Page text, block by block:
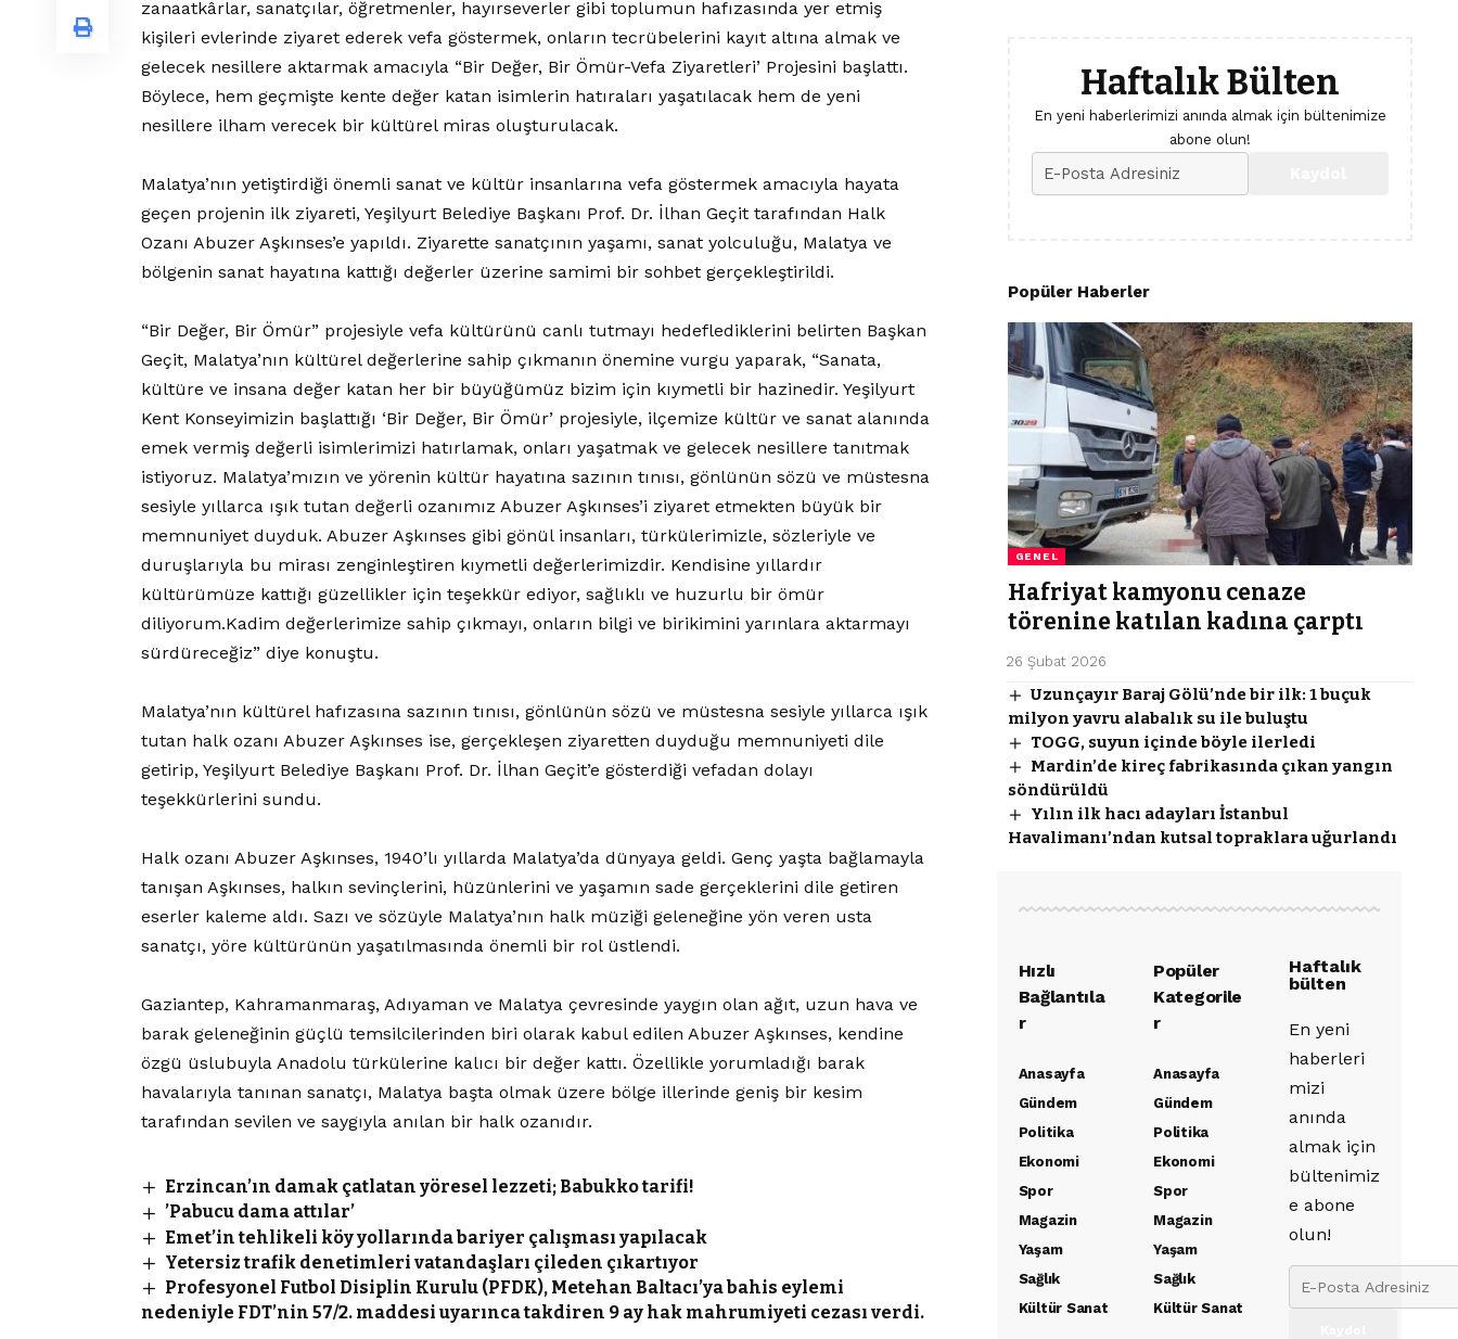
zanaatkârlar, sanatçılar, öğretmenler, hayırseverler gibi toplumun hafızasında yer etmiş
kişileri evlerinde ziyaret ederek vefa göstermek, onların tecrübelerini kayıt altına almak ve
gelecek nesillere aktarmak amacıyla “Bir Değer, Bir Ömür-Vefa Ziyaretleri’ Projesini başlattı.
Böylece, hem geçmişte kente değer katan isimlerin hatıraları yaşatılacak hem de yeni
nesillere ilham verecek bir kültürel miras oluşturulacak.
Malatya’nın yetiştirdiği önemli sanat ve kültür insanlarına vefa göstermek amacıyla hayata
geçen projenin ilk ziyareti, Yeşilyurt Belediye Başkanı Prof. Dr. İlhan Geçit tarafından Halk
Ozanı Abuzer Aşkınses’e yapıldı. Ziyarette sanatçının yaşamı, sanat yolculuğu, Malatya ve
bölgenin sanat hayatına kattığı değerler üzerine samimi bir sohbet gerçekleştirildi.
“Bir Değer, Bir Ömür” projesiyle vefa kültürünü canlı tutmayı hedeflediklerini belirten Başkan
Geçit, Malatya’nın kültürel değerlerine sahip çıkmanın önemine vurgu yaparak, “Sanata,
kültüre ve insana değer katan her bir büyüğümüz bizim için kıymetli bir hazinedir. Yeşilyurt
Kent Konseyimizin başlattığı ‘Bir Değer, Bir Ömür’ projesiyle, ilçemize kültür ve sanat alanında
emek vermiş değerli isimlerimizi hatırlamak, onları yaşatmak ve gelecek nesillere tanıtmak
istiyoruz. Malatya’mızın ve yörenin kültür hayatına sazının tınısı, gönlünün sözü ve müstesna
sesiyle yıllarca ışık tutan değerli ozanımız Abuzer Aşkınses’i ziyaret etmekten büyük bir
memnuniyet duyduk. Abuzer Aşkınses gibi gönül insanları, türkülerimizle, sözleriyle ve
duruşlarıyla bu mirası zenginleştiren kıymetli değerlerimizdir. Kendisine yıllardır
kültürümüze kattığı güzellikler için teşekkür ediyor, sağlıklı ve huzurlu bir ömür
diliyorum.Kadim değerlerimize sahip çıkmayı, onların bilgi ve birikimini yarınlara aktarmayı
sürdüreceğiz” diye konuştu.
Malatya’nın kültürel hafızasına sazının tınısı, gönlünün sözü ve müstesna sesiyle yıllarca ışık
tutan halk ozanı Abuzer Aşkınses ise, gerçekleşen ziyaretten duyduğu memnuniyeti dile
getirip, Yeşilyurt Belediye Başkanı Prof. Dr. İlhan Geçit’e gösterdiği vefadan dolayı
teşekkürlerini sundu.
Halk ozanı Abuzer Aşkınses, 1940’lı yıllarda Malatya’da dünyaya geldi. Genç yaşta bağlamayla
tanışan Aşkınses, halkın sevinçlerini, hüzünlerini ve yaşamın sade gerçeklerini dile getiren
eserler kaleme aldı. Sazı ve sözüyle Malatya’nın halk müziği geleneğine yön veren usta
sanatçı, yöre kültürünün yaşatılmasında önemli bir rol üstlendi.
Gaziantep, Kahramanmaraş, Adıyaman ve Malatya çevresinde yaygın olan ağıt, uzun hava ve
barak geleneğinin güçlü temsilcilerinden biri olarak kabul edilen Abuzer Aşkınses, kendine
özgü üslubuyla Anadolu türkülerine kalıcı bir değer kattı. Özellikle yorumladığı barak
havalarıyla tanınan sanatçı, Malatya başta olmak üzere bölge illerinde geniş bir kesim
tarafından sevilen ve saygıyla anılan bir halk ozanıdır.
Erzincan’ın damak çatlatan yöresel lezzeti; Babukko tarifi!
’Pabucu dama attılar’
Emet’in tehlikeli köy yollarında bariyer çalışması yapılacak
Yetersiz trafik denetimleri vatandaşları çileden çıkartıyor
Profesyonel Futbol Disiplin Kurulu (PFDK), Metehan Baltacı’ya bahis eylemi
nedeniyle FDT’nin 57/2. maddesi uyarınca takdiren 9 ay hak mahrumiyeti cezası verdi.
Haftalık Bülten
En yeni haberlerimizi anında almak için bültenimize
abone olun!
Popüler Haberler
GENEL
Hafriyat kamyonu cenaze
törenine katılan kadına çarptı
26 Şubat 2026
Uzunçayır Baraj Gölü’nde bir ilk: 1 buçuk
milyon yavru alabalık su ile buluştu
TOGG, suyun içinde böyle ilerledi
Mardin’de kireç fabrikasında çıkan yangın
söndürüldü
Yılın ilk hacı adayları İstanbul
Havalimanı’ndan kutsal topraklara uğurlandı
Hızlı
Bağlantıla
r
Anasayfa
Gündem
Politika
Ekonomi
Spor
Magazin
Yaşam
Sağlık
Kültür Sanat
Popüler
Kategorile
r
Anasayfa
Gündem
Politika
Ekonomi
Spor
Magazin
Yaşam
Sağlık
Kültür Sanat
Haftalık
bülten
En yeni
haberleri
mizi
anında
almak için
bültenimiz
e abone
olun!